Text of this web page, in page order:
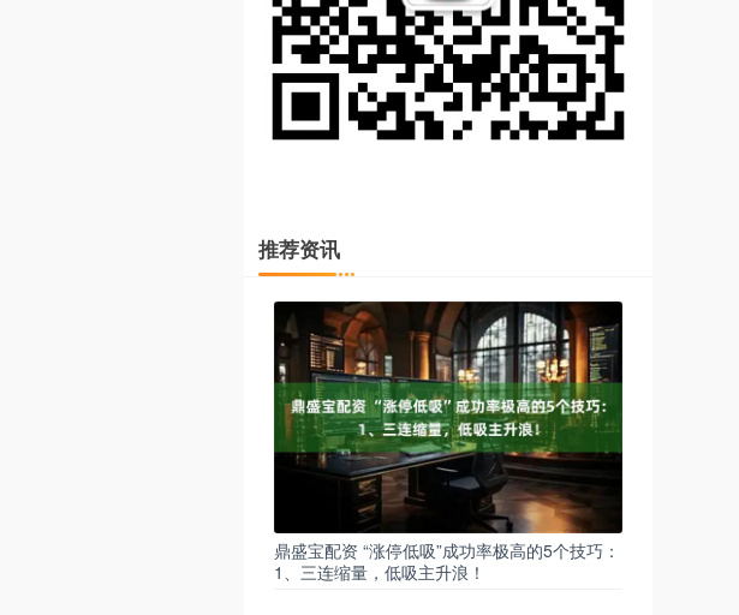
推荐资讯
鼎盛宝配资 “涨停低吸”成功率极高的5个技巧：
1、三连缩量，低吸主升浪！